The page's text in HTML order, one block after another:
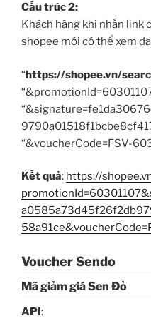
Cấu trúc 2:
Khách hàng khi nhấn link
shopee mới có thể xem
“https://shopee.vn/
“&voucherCode=FSV-
Kết quả: https://
Voucher Sendo
Mã giảm giá Sen Đỏ
API: